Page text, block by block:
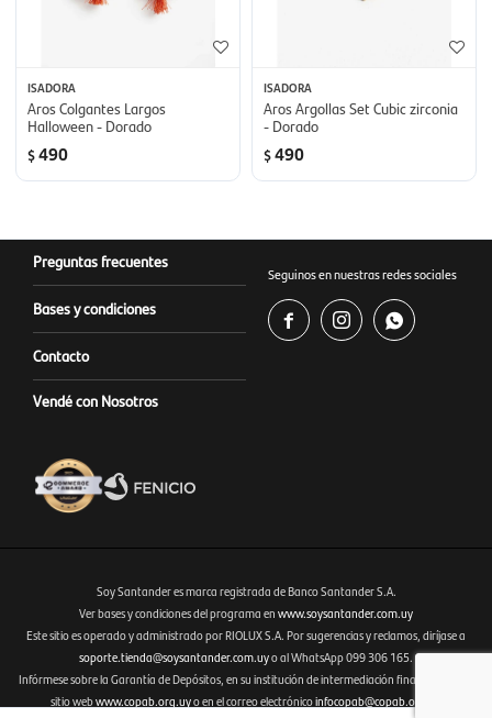
ISADORA
Aros Colgantes Largos
Halloween - Dorado
$490
ISADORA
Aros Argollas Set Cubic zirconia
- Dorado
$490
Preguntas frecuentes
Bases y condiciones
Contacto
Vendé con Nosotros
Seguinos en nuestras redes sociales
  
Fenicio eCommerce Uruguay
Soy Santander es marca registrada de Banco Santander S.A.
Ver bases y condiciones del programa en www.soysantander.com.uy
Este sitio es operado y administrado por RIOLUX S.A. Por sugerencias y reclamos, diríjase a
soporte.tienda@soysantander.com.uyo al WhatsApp 099 306 165.
Infórmese sobre la Garantía de Depósitos, en su institución de intermediación financiera, en el
sitio webwww.copab.org.uyo en el correo electrónicoinfocopab@copab.org.uy